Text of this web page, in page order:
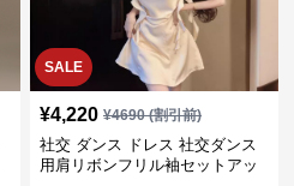
SALE
¥4,220 ¥4690(割引前)
社交 ダンス ドレス 社交ダンス
用肩リボンフリル袖セットアッ